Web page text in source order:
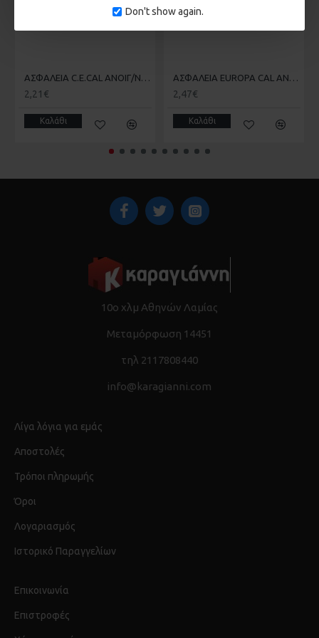
Don't show again.
ΑΣΦΑΛΕΙΑ C.E.CAL ΑΝΟΙΓ/ΝΩΝ
2,21€
Καλάθι
ΑΣΦΑΛΕΙΑ EUROPA CAL ΑΝΟΙΓΟΜΕΝΩΝ
2,47€
Καλάθι
10ο χλμ Αθηνών Λαμίας
Μεταμόρφωση 14451
τηλ 2117808440
info@karagianni.com
Λίγα λόγια για εμάς
Αποστολές
Τρόποι πληρωμής
Όροι
Λογαριασμός
Ιστορικό Παραγγελίων
Επικοινωνία
Επιστροφές